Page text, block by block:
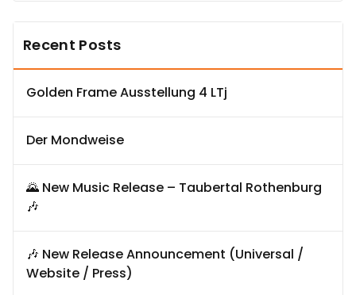
Recent Posts
Golden Frame Ausstellung 4 LTj
Der Mondweise
🌄 New Music Release – Taubertal Rothenburg
🎶
🎶 New Release Announcement (Universal /
Website / Press)